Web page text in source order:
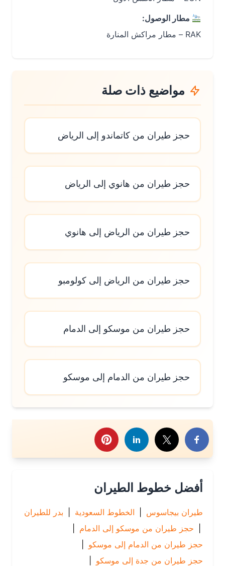
مطار الوصول:
مواضيع ذات صلة
حجز طيران من كاتماندو إلى الرياض
حجز طيران من هانوي إلى الرياض
حجز طيران من الرياض إلى هانوي
حجز طيران من الرياض إلى كولومبو
حجز طيران من موسكو إلى الدمام
حجز طيران من الدمام إلى موسكو
هذا الموضوع
أفضل خطوط الطيران
طيران بيجاسوس | الخطوط السعودية | بدر للطيران
حجز طيران من موسكو إلى الدمام
|
حجز طيران من الدمام إلى موسكو |
حجز طيران من جدة إلى موسكو |